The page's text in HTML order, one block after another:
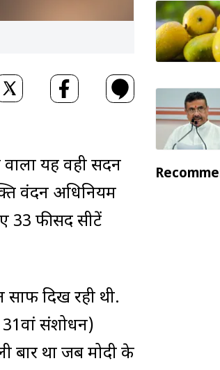
यह वही सदन
वंदन अधिनियम
33 फीसद सीटें
दिख रही थी.
संशोधन)
बार था जब मोदी के